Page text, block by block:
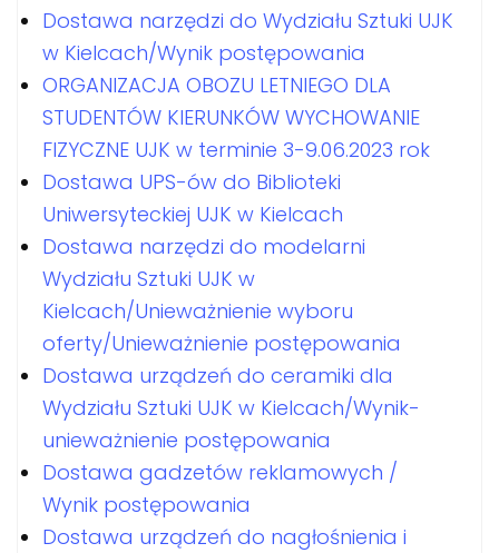
Dostawa narzędzi do Wydziału Sztuki UJK
w Kielcach/Wynik postępowania
ORGANIZACJA OBOZU LETNIEGO DLA
STUDENTÓW KIERUNKÓW WYCHOWANIE
FIZYCZNE UJK w terminie 3-9.06.2023 rok
Dostawa UPS-ów do Biblioteki
Uniwersyteckiej UJK w Kielcach
Dostawa narzędzi do modelarni
Wydziału Sztuki UJK w
Kielcach/Unieważnienie wyboru
oferty/Unieważnienie postępowania
Dostawa urządzeń do ceramiki dla
Wydziału Sztuki UJK w Kielcach/Wynik-
unieważnienie postępowania
Dostawa gadzetów reklamowych /
Wynik postępowania
Dostawa urządzeń do nagłośnienia i